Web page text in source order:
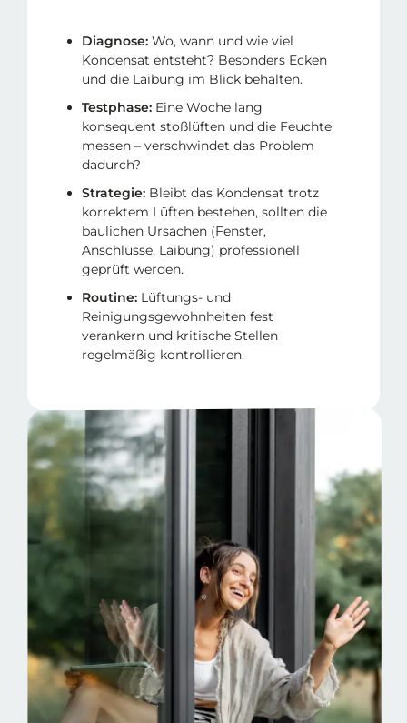
Diagnose: Wo, wann und wie viel
Kondensat entsteht? Besonders Ecken
und die Laibung im Blick behalten.
Testphase: Eine Woche lang
konsequent stoßlüften und die Feuchte
messen – verschwindet das Problem
dadurch?
Strategie: Bleibt das Kondensat trotz
korrektem Lüften bestehen, sollten die
baulichen Ursachen (Fenster,
Anschlüsse, Laibung) professionell
geprüft werden.
Routine: Lüftungs- und
Reinigungsgewohnheiten fest
verankern und kritische Stellen
regelmäßig kontrollieren.